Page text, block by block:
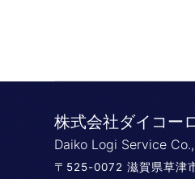
株式会社ダイコー
Daiko Logi Service
〒525-0072 滋賀県草津